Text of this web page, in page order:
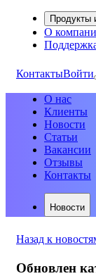
Продукты
О
КонтактыВойти
О нас
Клиенты
Новости
Статьи
Вакансии
Отзывы
Контакты
Новости
Назад к
Обновлен